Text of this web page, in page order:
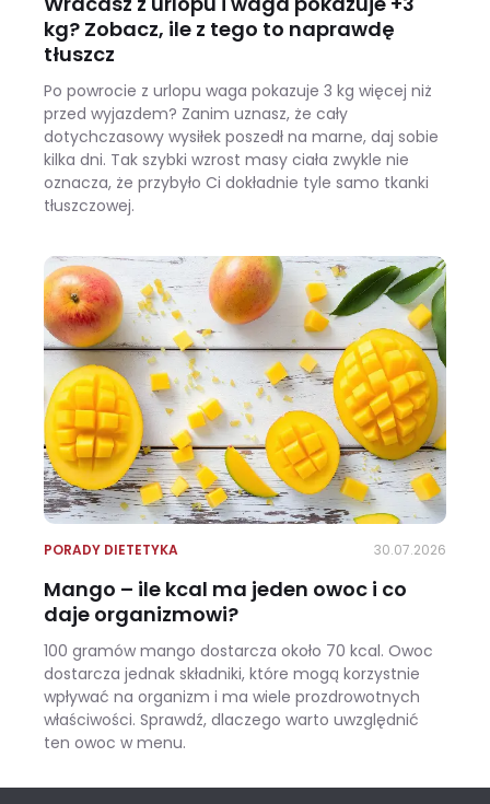
kg? Zobacz, ile z tego to naprawdę
tłuszcz
Po powrocie z urlopu waga pokazuje 3 kg więcej niż
przed wyjazdem? Zanim uznasz, że cały
dotychczasowy wysiłek poszedł na marne, daj sobie
kilka dni. Tak szybki wzrost masy ciała zwykle nie
oznacza, że przybyło Ci dokładnie tyle samo tkanki
tłuszczowej.
PORADY DIETETYKA 30.07.2026
Mango – ile kcal ma jeden owoc i co
daje organizmowi?
100 gramów mango dostarcza około 70 kcal. Owoc
dostarcza jednak składniki, które mogą korzystnie
wpływać na organizm i ma wiele prozdrowotnych
właściwości. Sprawdź, dlaczego warto uwzględnić
ten owoc w menu.